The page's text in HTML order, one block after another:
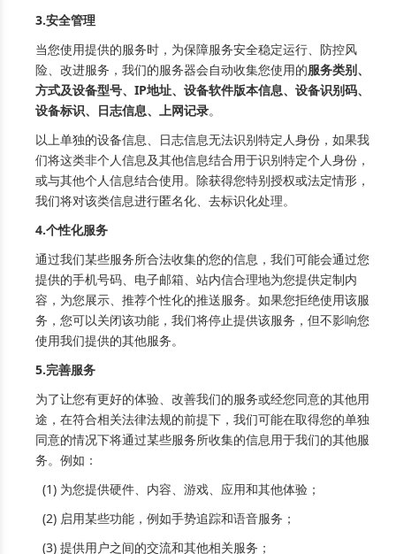
3.安全管理
当您使用提供的服务时，为保障服务安全稳定运行、防控风
险、改进服务，我们的服务器会自动收集您使用的服务类别、
方式及设备型号、IP地址、设备软件版本信息、设备识别码、
设备标识、日志信息、上网记录。
以上单独的设备信息、日志信息无法识别特定人身份，如果我
们将这类非个人信息及其他信息结合用于识别特定个人身份，
或与其他个人信息结合使用。除获得您特别授权或法定情形，
我们将对该类信息进行匿名化、去标识化处理。
4.个性化服务
通过我们某些服务所合法收集的您的信息，我们可能会通过您
提供的手机号码、电子邮箱、站内信合理地为您提供定制内
容，为您展示、推荐个性化的推送服务。如果您拒绝使用该服
务，您可以关闭该功能，我们将停止提供该服务，但不影响您
使用我们提供的其他服务。
5.完善服务
为了让您有更好的体验、改善我们的服务或经您同意的其他用
途，在符合相关法律法规的前提下，我们可能在取得您的单独
同意的情况下将通过某些服务所收集的信息用于我们的其他服
务。例如：
(1) 为您提供硬件、内容、游戏、应用和其他体验；
(2) 启用某些功能，例如手势追踪和语音服务；
(3) 提供用户之间的交流和其他相关服务；